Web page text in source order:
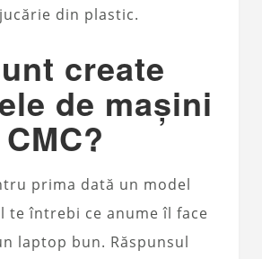
din plastic.
create
de mașini
prima dată un model
te întrebi ce anume îl face
laptop bun. Răspunsul